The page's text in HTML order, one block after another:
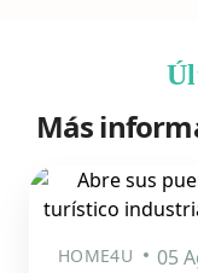
Más
HOME4U 05